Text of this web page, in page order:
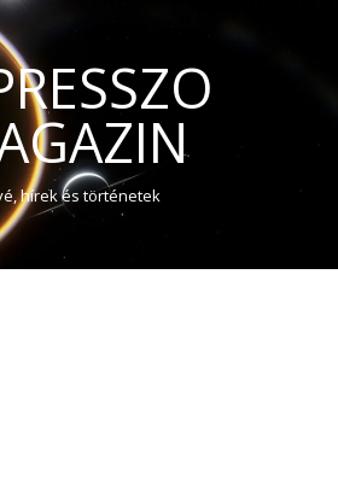
hírek és történetek